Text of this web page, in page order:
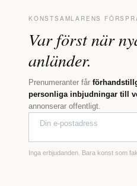
KONSTSAMLARENS
Var först när
anländer.
Prenumeranter får
personliga inbjudningar till
annonserar offentligt.
Inga erbjudanden. Bara konst som